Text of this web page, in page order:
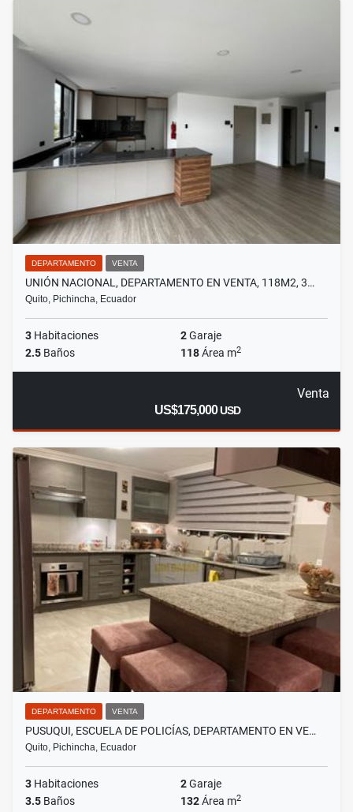
DEPARTAMENTO VENTA
UNIÓN NACIONAL, DEPARTAMENTO EN VENTA, 118M2, 3…
Quito, Pichincha, Ecuador
3 Habitaciones 2Garaje
2.5 Baños 118Área m2
Venta
US$175,000USD
DEPARTAMENTO VENTA
PUSUQUI, ESCUELA DE POLICÍAS, DEPARTAMENTO EN VE…
Quito, Pichincha, Ecuador
3 Habitaciones 2Garaje
3.5 Baños 132Área m2